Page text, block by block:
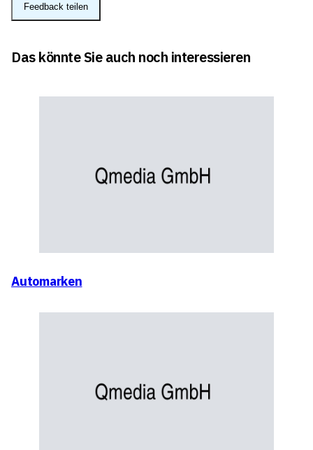
Feedback teilen
Das könnte Sie auch noch interessieren
Automarken